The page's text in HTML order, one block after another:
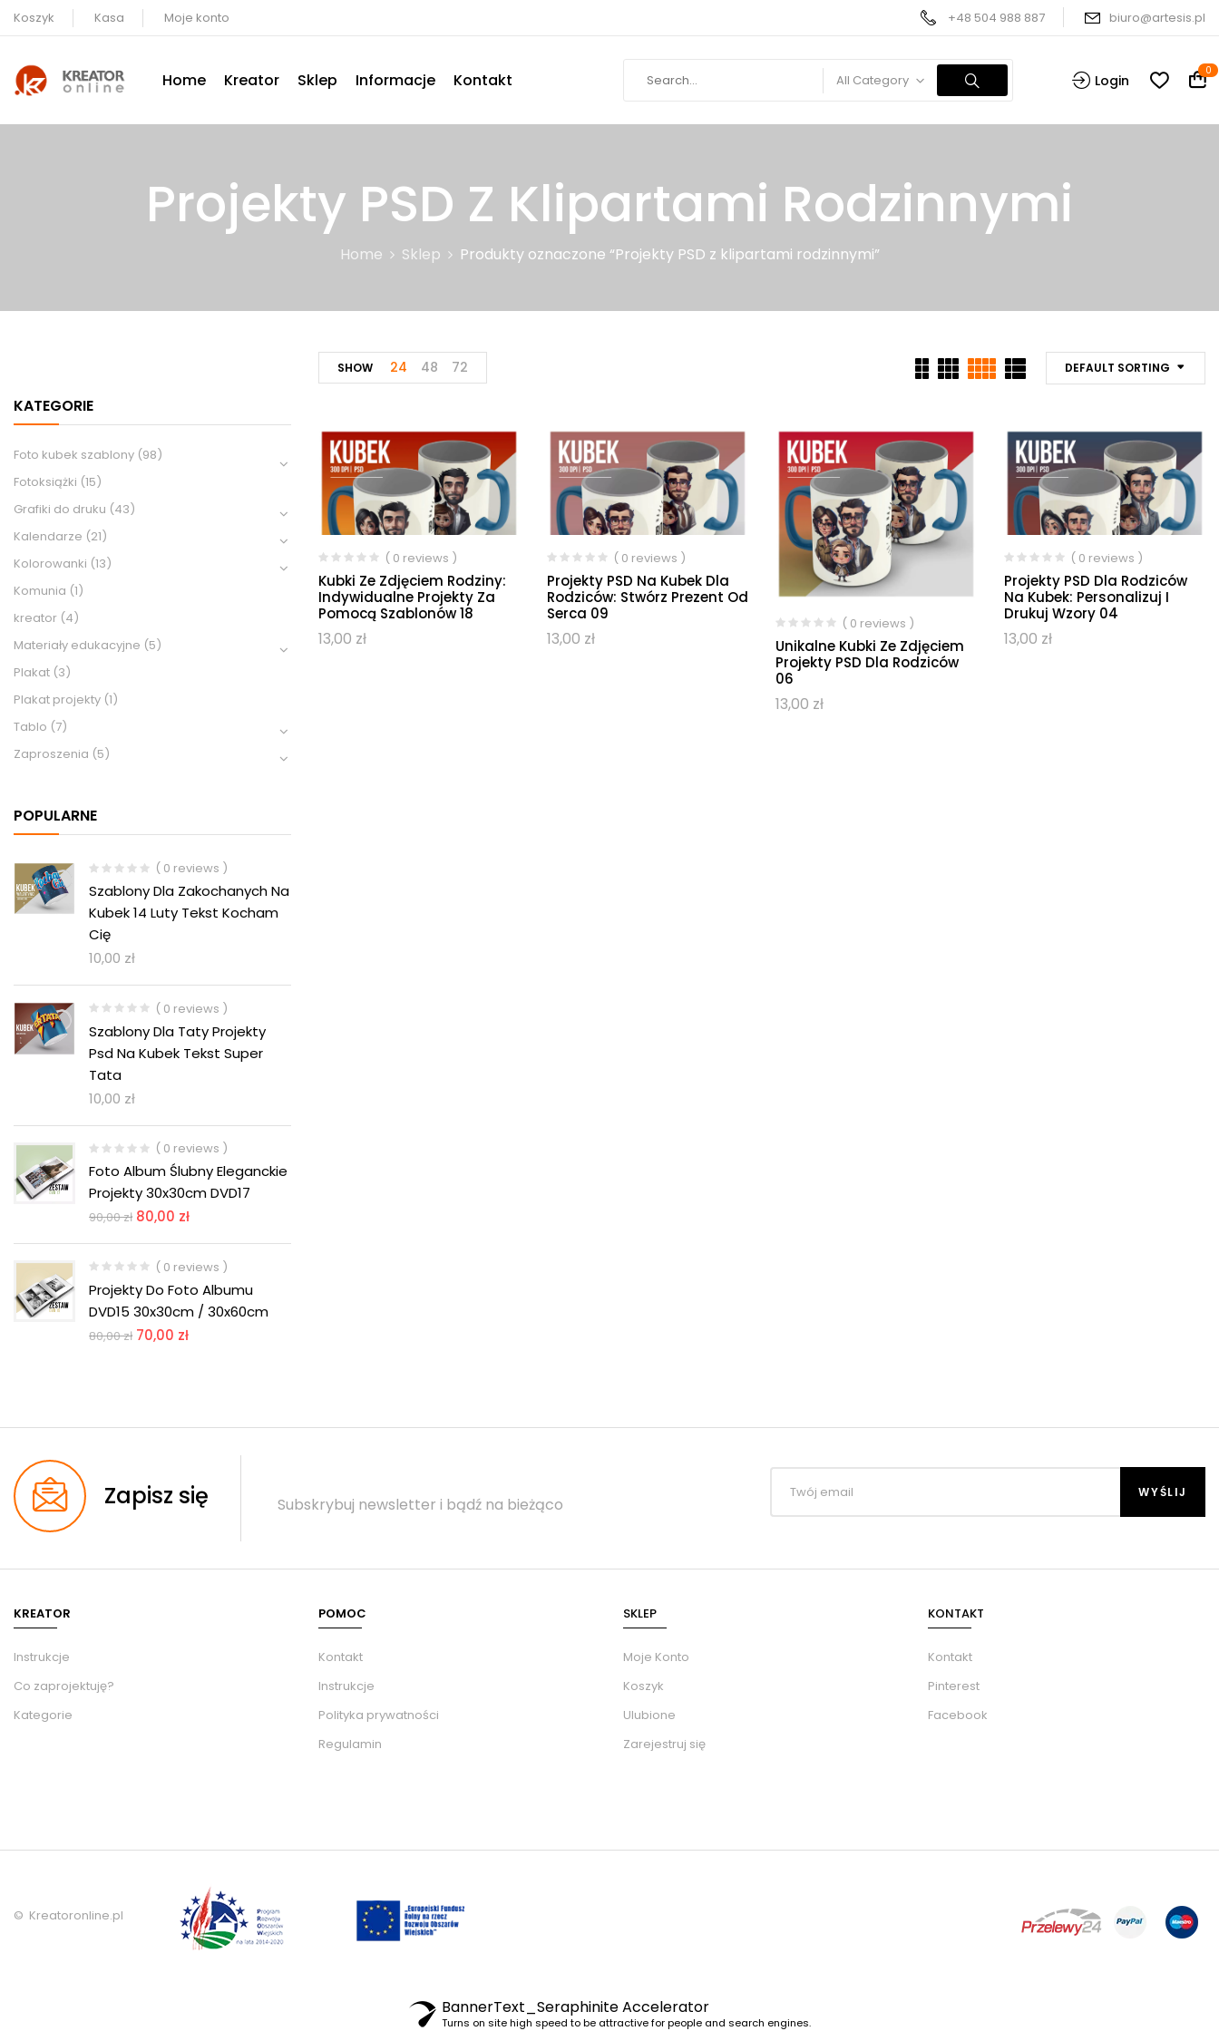
Koszyk Kasa Moje konto +48 504 988 887 biuro@artesis.pl
Home Kreator Sklep Informacje Kontakt All Category Login
0
Projekty PSD Z Klipartami Rodzinnymi
Home Sklep Produkty oznaczone “Projekty PSD z klipartami rodzinnymi”
KATEGORIE
Foto kubek szablony (98)
Fotoksiążki (15)
Grafiki do druku (43)
Kalendarze (21)
Kolorowanki (13)
Komunia (1)
kreator (4)
Materiały edukacyjne (5)
Plakat (3)
Plakat projekty (1)
Tablo (7)
Zaproszenia (5)
POPULARNE
( 0 reviews )
Szablony Dla Zakochanych Na
Kubek 14 Luty Tekst Kocham
Cię
10,00 zł
( 0 reviews )
Szablony Dla Taty Projekty
Psd Na Kubek Tekst Super
Tata
10,00 zł
( 0 reviews )
Foto Album Ślubny Eleganckie
Projekty 30x30cm DVD17
90,00zł 80,00 zł
( 0 reviews )
Projekty Do Foto Albumu
DVD15 30x30cm / 30x60cm
80,00zł 70,00 zł
DEFAULT SORTING
SHOW 24 48 72
( 0 reviews )
Kubki Ze Zdjęciem Rodziny:
Indywidualne Projekty Za
Pomocą Szablonów 18
13,00 zł
( 0 reviews )
Projekty PSD Na Kubek Dla
Rodziców: Stwórz Prezent Od
Serca 09
13,00 zł
( 0 reviews )
Unikalne Kubki Ze Zdjęciem
Projekty PSD Dla Rodziców
06
13,00 zł
( 0 reviews )
Projekty PSD Dla Rodziców
Na Kubek: Personalizuj I
Drukuj Wzory 04
13,00 zł
Zapisz się Subskrybuj newsletter i bądź na bieżąco
KREATOR
Instrukcje
Co zaprojektuję?
Kategorie
POMOC
Kontakt
Instrukcje
Polityka prywatności
Regulamin
SKLEP
Moje Konto
Koszyk
Ulubione
Zarejestruj się
KONTAKT
Kontakt
Pinterest
Facebook
© Kreatoronline.pl
BannerText_Seraphinite Accelerator
Turns on site high speed to be attractive for people and search engines.